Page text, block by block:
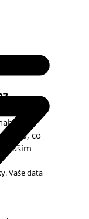
toho, co
vaším
Vaše data